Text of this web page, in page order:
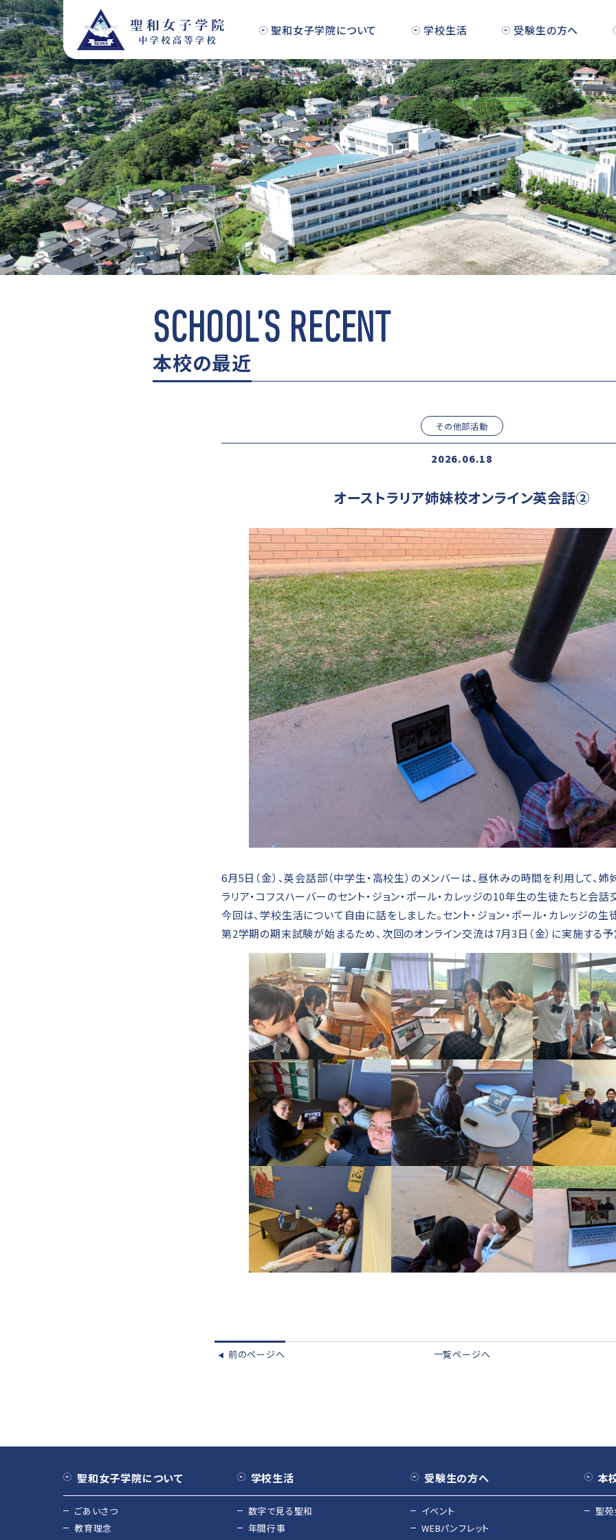
S
k
i
p
t
o
c
o
n
t
e
n
t
聖和女子学院について 学校生活 受験生の方へ
SCHOOL’S RECENT
本校の最近
その他部活動
2026.06.18
オーストラリア姉妹校オンライン英会話②
6月5日（金）、英会話部（中学生・高校生）のメンバーは、昼休みの時間を利用して、
ラリア・コフスハーバーのセント・ジョン・ポール・カレッジの10年生の生徒たちと会話
今回は、学校生活について自由に話をしました。セント・ジョン・ポール・カレッジの
第2学期の期末試験が始まるため、次回のオンライン交流は7月3日（金）に実施する予
◀︎ 前のページへ 一覧ページへ
聖和女子学院について
ごあいさつ
教育理念
学校生活
数字で見る聖和
年間行事
受験生の方へ
イベント
WEBパンフレット
本
聖